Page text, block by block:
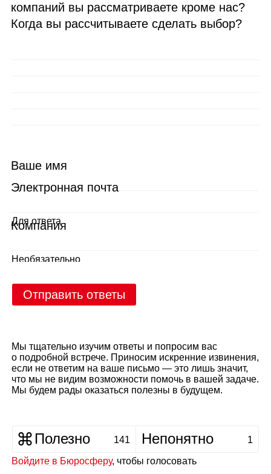
компаний вы рассматриваете кроме нас?
Когда вы рассчитываете сделать выбор?
Ваше имя
Электронная почта
Для ответа
Компания
Необязательно
Отправить ответы
Мы тщательно изучим ответы и попросим вас
о подробной встрече. Приносим искренние извинения,
если не ответим на ваше письмо — это лишь значит,
что мы не видим возможности помочь в вашей задаче.
Мы будем рады оказаться полезны в будущем.
Полезно 141 Непонятно 1
Войдите в Бюросферу, чтобы голосовать